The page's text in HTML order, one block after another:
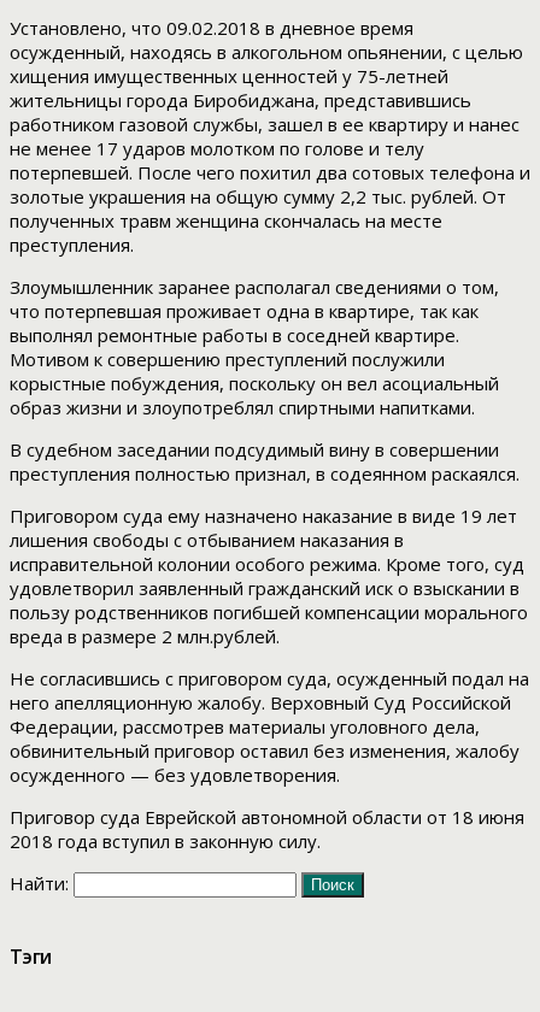
Установлено, что 09.02.2018 в дневное время
осужденный, находясь в алкогольном опьянении, с целью
хищения имущественных ценностей у 75-летней
жительницы города Биробиджана, представившись
работником газовой службы, зашел в ее квартиру и нанес
не менее 17 ударов молотком по голове и телу
потерпевшей. После чего похитил два сотовых телефона и
золотые украшения на общую сумму 2,2 тыс. рублей. От
полученных травм женщина скончалась на месте
преступления.
Злоумышленник заранее располагал сведениями о том,
что потерпевшая проживает одна в квартире, так как
выполнял ремонтные работы в соседней квартире.
Мотивом к совершению преступлений послужили
корыстные побуждения, поскольку он вел асоциальный
образ жизни и злоупотреблял спиртными напитками.
В судебном заседании подсудимый вину в совершении
преступления полностью признал, в содеянном раскаялся.
Приговором суда ему назначено наказание в виде 19 лет
лишения свободы с отбыванием наказания в
исправительной колонии особого режима. Кроме того, суд
удовлетворил заявленный гражданский иск о взыскании в
пользу родственников погибшей компенсации морального
вреда в размере 2 млн.рублей.
Не согласившись с приговором суда, осужденный подал на
него апелляционную жалобу. Верховный Суд Российской
Федерации, рассмотрев материалы уголовного дела,
обвинительный приговор оставил без изменения, жалобу
осужденного — без удовлетворения.
Приговор суда Еврейской автономной области от 18 июня
2018 года вступил в законную силу.
Найти:
Тэги